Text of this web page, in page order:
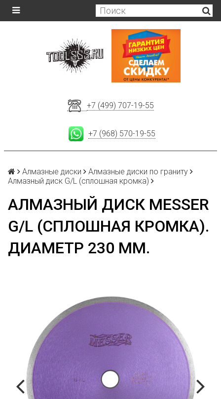
+7 (499) 707-19-55
+7 (968) 570-19-55
Алмазные диски
Алмазные диски по граниту
Алмазный диск G/L (сплошная кромка)
АЛМАЗНЫЙ ДИСК MESSER
G/L (СПЛОШНАЯ КРОМКА).
ДИАМЕТР 230 ММ.